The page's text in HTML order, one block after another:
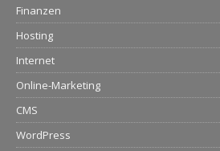
Finanzen
Hosting
Internet
Online-Marketing
CMS
WordPress